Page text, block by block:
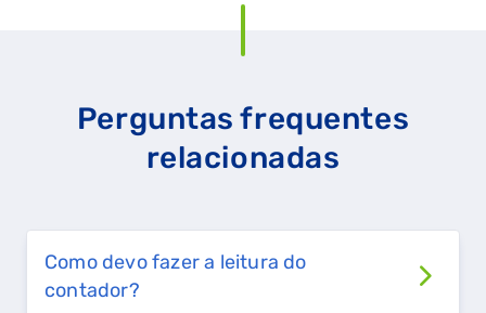
Perguntas frequentes
relacionadas
Como devo fazer a leitura do
contador?